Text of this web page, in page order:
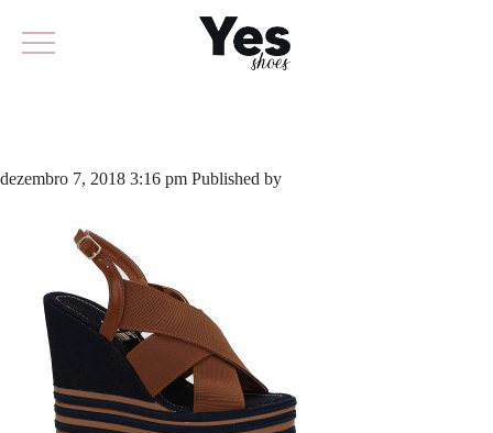
dezembro 7, 2018 3:16 pm Published by